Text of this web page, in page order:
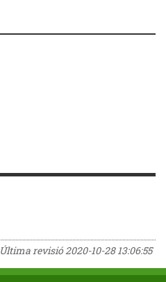
Última revisió2020-10-28 13:06:55